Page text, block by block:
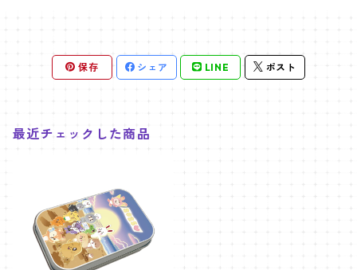
保存 シェア LINE ポスト
最近チェックした商品